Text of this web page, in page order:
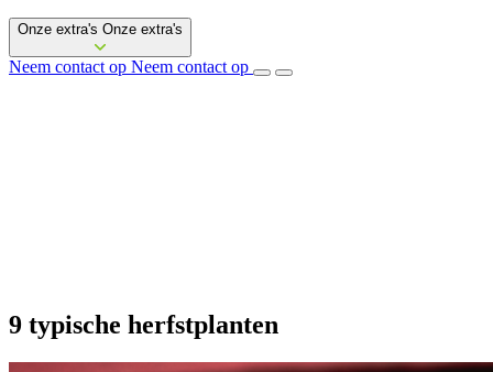
Onze extra's Onze extra's
Neem contact op Neem contact op
9 typische herfstplanten